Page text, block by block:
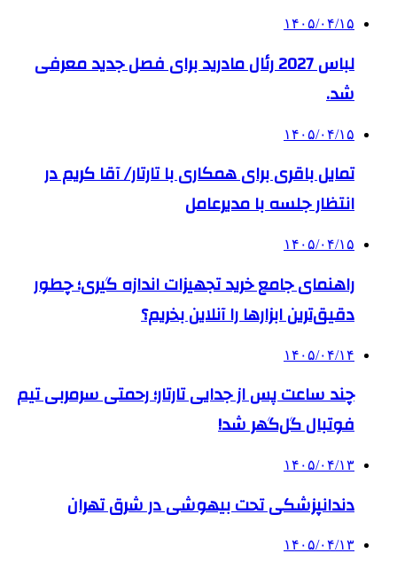
۱۴۰۵/۰۴/۱۵
لباس 2027 رئال مادرید برای فصل جدید معرفی
شد.
۱۴۰۵/۰۴/۱۵
تمایل باقری برای همکاری با تارتار/ آقا کریم در
انتظار جلسه با مدیرعامل
۱۴۰۵/۰۴/۱۵
راهنمای جامع خرید تجهیزات اندازه گیری؛ چطور
دقیق‌ترین ابزارها را آنلاین بخریم؟
۱۴۰۵/۰۴/۱۴
چند ساعت پس از جدایی تارتار؛ رحمتی سرمربی تیم
فوتبال گل‌گهر شد!
۱۴۰۵/۰۴/۱۳
دندانپزشکی تحت بیهوشی در شرق تهران
۱۴۰۵/۰۴/۱۳